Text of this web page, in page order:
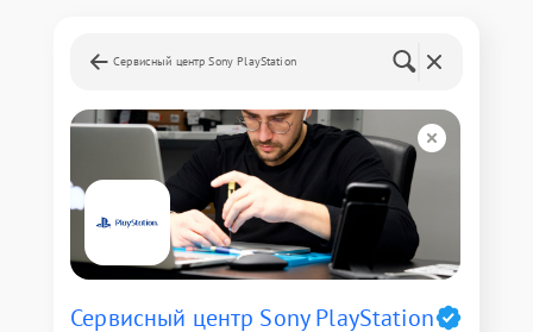
Сервисный центр Sony PlayStation
Сервисный центр Sony PlayStation